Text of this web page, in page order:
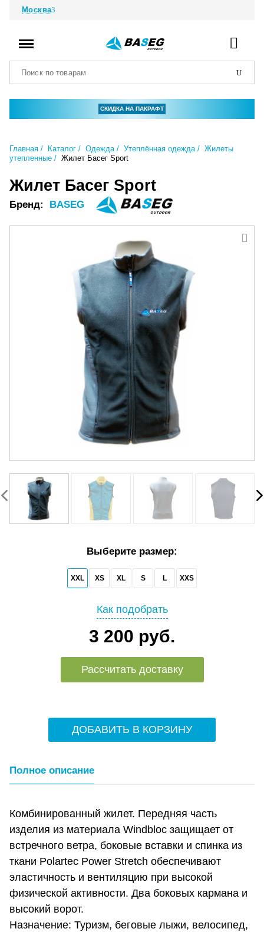
Москва
СКИДКА НА ПАКРАФТ
Главная Каталог Одежда Утеплённая одежда
Жилеты
утепленные
Жилет Басег Sport
Жилет Басег Sport
Бренд: BASEG
Выберите размер:
XXL XS XL S L XXS
Как подобрать
3 200 руб.
Рассчитать доставку
ДОБАВИТЬ В КОРЗИНУ
Полное описание
Комбинированный жилет. Передняя часть
изделия из материала Windbloc защищает от
встречного ветра, боковые вставки и спинка из
ткани Polartec Power Stretch обеспечивают
эластичность и вентиляцию при высокой
физической активности. Два боковых кармана и
высокий ворот.
Назначение: Туризм, беговые лыжи, велосипед,